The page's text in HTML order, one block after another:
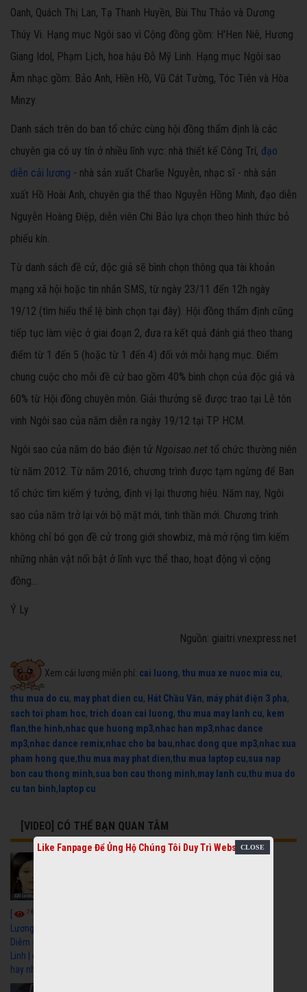
Oanh, Quách Thị Lan, Tạ Thanh Huyền, Bùi Thu Thảo và Dương
Thúy Vi. Hạng mục Ngôi sao vì Cộng đồng gồm: H'Hen Niê, Hương
Giang Idol, Phạm Lịch, hoa hậu Đỗ Mỹ Linh. Hạng mục Ngôi sao
Âm nhạc gồm: Bảo Anh, Hiền Hồ, Vũ Cát Tường, Tóc Tiên và Hòa
Minzy.
Danh sách trên do ban tổ chức cùng hội đồng thẩm định là các
chuyên gia có uy tín ở nhiều lĩnh vực: nhà thiết kế Công Trí, đạo
diễn cải lương - nhà sản xuất Charlie Nguyễn, nhạc sĩ - nhà sản
xuất Hồ Hoài Anh, chuyên gia thể thao Nguyễn Hồng Minh, đạo diễn
Nguyễn Hoàng Điệp, diễn viên Chi Bảo lựa chọn theo hình thức bỏ
phiếu kín.
Từ danh sách đề cử, độc giả sẽ bình chọn thông qua tài khoản
mạng xã hội hoặc tin nhắn SMS, từ ngày 23/11 đến 12h ngày
19/12 (tìm hiểu thể lệ bình chọn tại đây). Hội đồng thẩm định cũng
tiếp tục làm việc ở giai đoạn 2, đưa ra kết quả đánh giá theo thang
điểm từ 1 đến 5 (hoặc từ 1 đến 4) đối với mỗi hạng mục. Điểm
chung cuộc cho mỗi đề cử bao gồm 40% bình chọn của độc giả và
60% từ Hội đồng chuyên môn. Giải thưởng sẽ được trao tại Lễ tôn
vinh Ngôi sao của năm diễn ra ngày 19/12 tại TP HCM.
Ngôi sao của năm do báo điện tử Ngoisao.net tổ chức thường niên
từ năm 2012. Từ năm 2016, chương trình được tạm ngừng để Ban
tổ chức tìm kiếm ý tưởng, định vị lại thương hiệu. Năm nay, Ngôi
sao của năm trở lại với bộ mặt mới, tinh thần mới. Chương trình
không chỉ bó gọn đề cử trong giới showbiz, mà mở rộng tìm kiếm
những nhân vật nổi bật ở lĩnh vực thể thao, hoạt động vì cộng
đồng...
Ý Ly
Nguồn: giaitri.vnexpress.net
Xem cải lương miễn phí: cai luong, thu mua xe nuoc mia cu,
thu mua do cu, may phat dien cu, Hát Chầu Văn, máy phát điện 3 pha,
sach toi pham hoc, trich doan cai luong, thu mua may lanh cu, kem
flan,the hinh,nhac que huong mp3,nhac han mp3,nhac dance
mp3,nhac dance remix,nhac cho ba bau,nhac dong que mp3,nhac xua
pham hong que,thu mua may phat dien,thu mua laptop cu,sua nap
bon cau thong minh,sua bon cau thong minh,may lanh cu,thu mua do
cu tan binh, laptop cu
[VIDEO] CÓ THỂ BẠN QUAN TÂM
7674
Lương Xưa : Đời Cô
Diễm - Vũ Linh Tài
Linh | cải lương xã hội
hay nhất
Like Fanpage Để Ủng Hộ Chúng Tôi Duy Trì Website